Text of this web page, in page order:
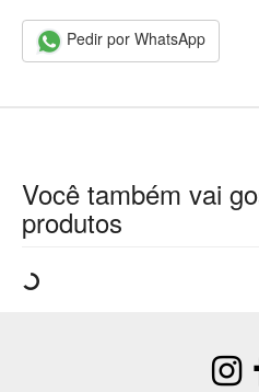
Pedir por WhatsApp
Você também vai
produtos